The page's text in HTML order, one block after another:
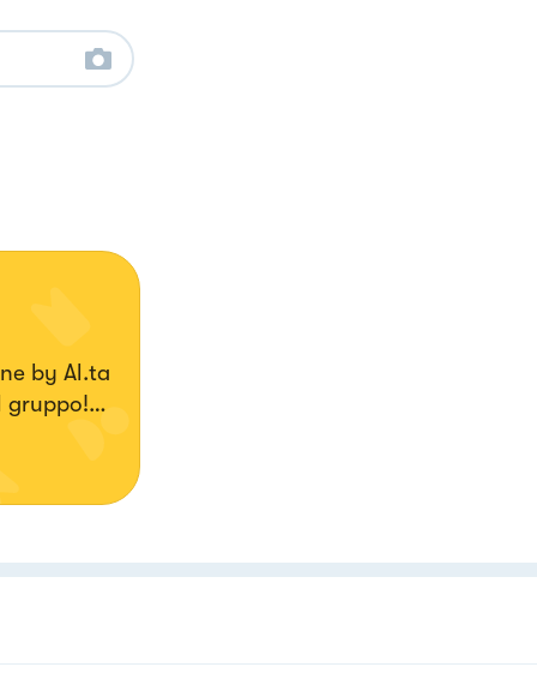
by Al.ta
gruppo!